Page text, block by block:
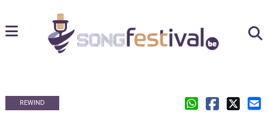
REWIND